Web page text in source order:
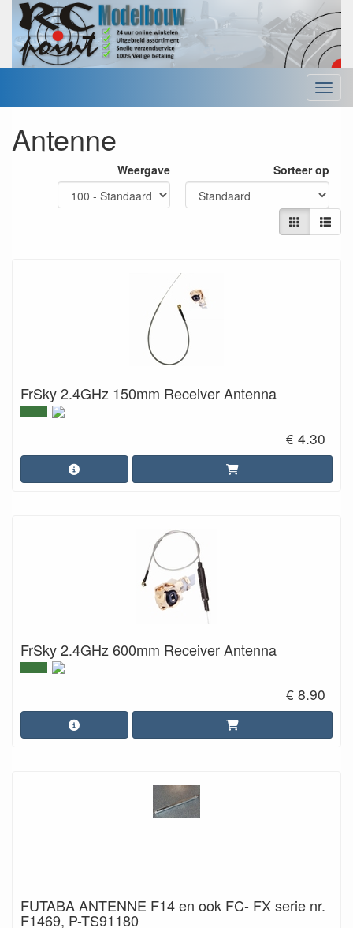
Menu
Antenne
Weergave Sorteer op
FrSky 2.4GHz 150mm Receiver Antenna
€ 4.30
FrSky 2.4GHz 600mm Receiver Antenna
€ 8.90
FUTABA ANTENNE F14 en ook FC- FX serie nr.
F1469, P-TS91180